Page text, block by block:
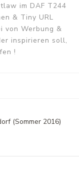
im DAF T244
& Tiny URL
von Werbung &
inspirieren soll,
!
(Sommer 2016)